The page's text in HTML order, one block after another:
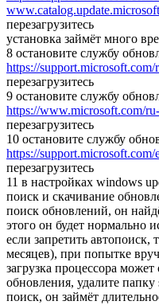
перезагрузитесь
установка займёт много
8 остановите службу
https://
перезагрузитесь
9 остановите службу
https://www.microsoft.com/
перезагрузитесь
10 остановите службу
https://
перезагрузитесь
11 в настройках windows
поиск и скачивание
поиск обновлений, он
этого он будет нормально
если запретить автопоиск,
месяцев), при попытке
загрузка процессора
обновления, удалите
поиск, он займёт